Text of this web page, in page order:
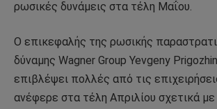
ρωσικές δυνάμεις στα τέλη Μαΐου.
Ο επικεφαλής της ρωσικής
δύναμης Wagner Group Yevgeny
επιβλέψει πολλές από τις
ανέφερε στα τέλη Απριλίου σχετικά